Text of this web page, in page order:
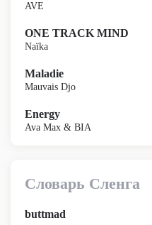
AVE
ONE TRACK MIND
Naïka
Maladie
Mauvais Djo
Energy
Ava Max & BIA
Словарь Сленга
buttmad